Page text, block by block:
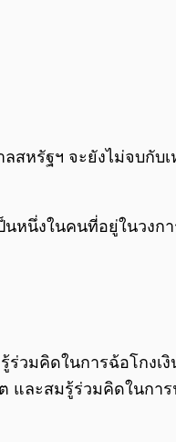
0:00
สหรัฐฯ จะยังไม่จบกับ
นหนึ่งในคนที่อยู่ในวงก
ร่วมคิดในการฉ้อโกงเ
และสมรู้ร่วมคิดในการ